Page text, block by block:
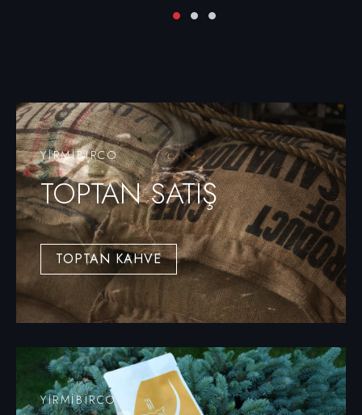
YIRMIBIRCO
TOPTAN SATIŞ
TOPTAN KAHVE
YİRMİBİRCO